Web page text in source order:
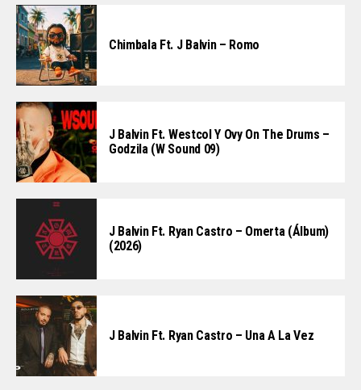
Chimbala Ft. J Balvin – Romo
J Balvin Ft. Westcol Y Ovy On The Drums –
Godzila (W Sound 09)
J Balvin Ft. Ryan Castro – Omerta (Álbum)
(2026)
J Balvin Ft. Ryan Castro – Una A La Vez